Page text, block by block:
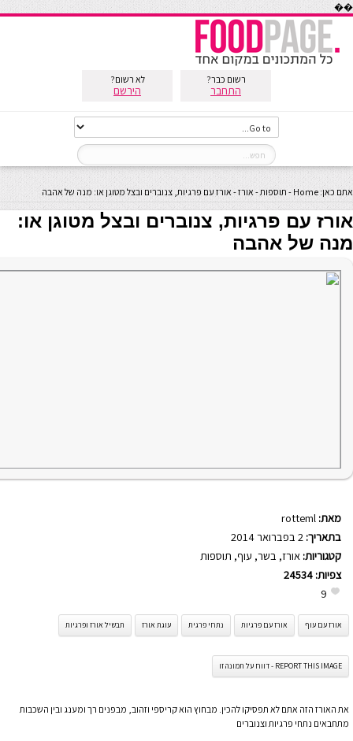
��
רשום כבר?
התחבר
לא רשום?
הירשם
אתם כאן: Home
- תוספות-אורז- אורז עם פרגיות, צנוברים ובצל מטוגן או: מנה של אהבה
אורז עם פרגיות, צנוברים ובצל מטוגן או:
מנה של אהבה
מאת: rotteml
בתאריך:
קטגוריות: אורז, בשר, עוף, תוספות
צפיות: 24534
9
אורז עם עוף אורז עם פרגיות נתחי פרגית עוגת אורז תבשיל אורז ופרגיות
REPORT THIS IMAGE - דווח על תמונה זו
את האורז הזה אתם לא תפסיקו להכין. מבחוץ הוא קריספי וזהוב, מבפנים רך ומענג ובין השכבות
מתחבאים נתחי פרגיות וצנוברים